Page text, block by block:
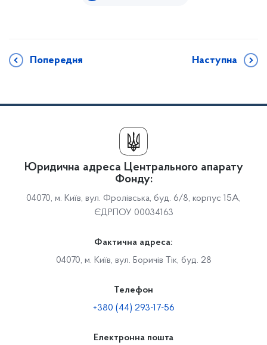
Попередня Наступна
Юридична адреса Центрального апарату
Фонду:
04070, м. Київ, вул. Фролівська, буд. 6/8, корпус 15А,
ЄДРПОУ 00034163
Фактична адреса:
04070, м. Київ, вул. Боричів Тік, буд. 28
Телефон
+380 (44) 293-17-56
Електронна пошта